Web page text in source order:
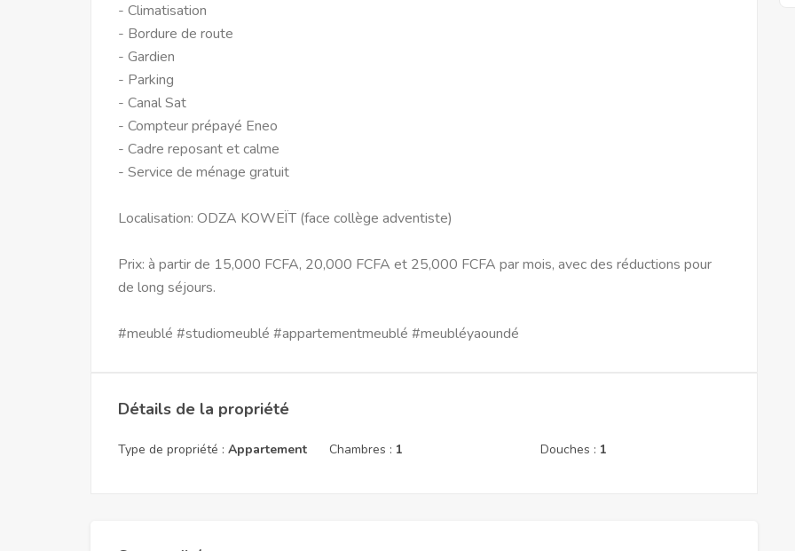
- Climatisation
- Bordure de route
- Gardien
- Parking
- Canal Sat
- Compteur prépayé Eneo
- Cadre reposant et calme
- Service de ménage gratuit
Localisation: ODZA KOWEÏT (face collège adventiste)
Prix: à partir de 15,000 FCFA, 20,000 FCFA et 25,000 FCFA par mois, avec des réductions pour
de long séjours.
#meublé #studiomeublé #appartementmeublé #meubléyaoundé
Détails de la propriété
Type de propriété : Appartement Chambres : 1 Douches : 1